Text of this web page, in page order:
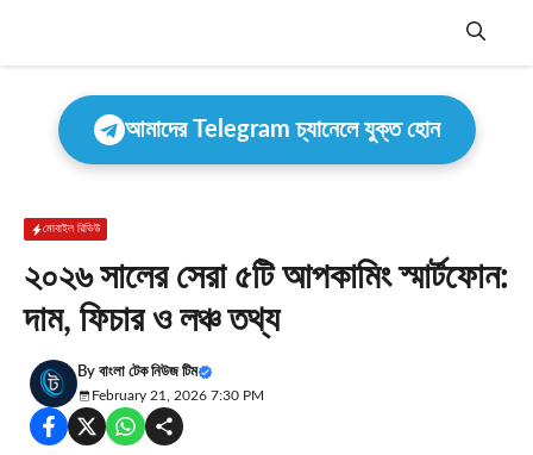
Menu
আমাদের Telegram চ্যানেলে যুক্ত হোন
মোবাইল রিভিউ
২০২৬ সালের সেরা ৫টি আপকামিং স্মার্টফোন:
দাম, ফিচার ও লঞ্চ তথ্য
By বাংলা টেক নিউজ টিম
February 21, 2026 7:30 PM